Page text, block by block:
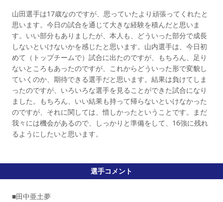
山田選手は17歳なのですが、思っていたより頑張ってくれたと
思います。今日の試合を通じて大きな経験を積んだと思いま
す。いい部分もありましたが、本人も、どういった部分で成長
しないといけないかを感じたと思います。山内選手は、今日初
めて（トップチームで）試合に出たのですが、もちろん、足り
ないところもあったのですが、これからどういった形で変貌し
ていくのか、期待できる選手だと思います。結果は負けてしま
ったのですが、いろいろな選手を見ることができた試合になり
ました。もちろん、いい結果も持って帰らないといけなかった
のですが、それに関しては、惜しかったということです。まだ
我々には機会があるので、しっかりと準備をして、16強に残れ
るようにしたいと思います。
選手コメント
■田中亜土夢